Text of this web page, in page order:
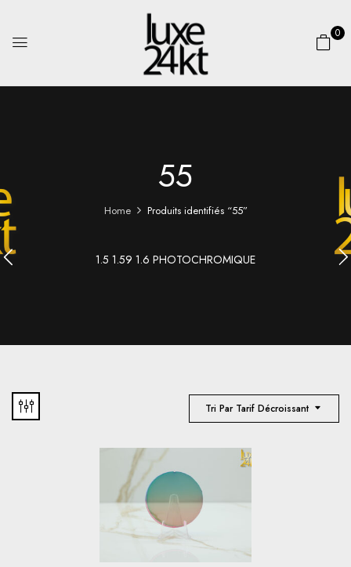
0
55
Home Produits identifiés “55”
1.5 1.59 1.6 PHOTOCHROMIQUE
Tri Par Tarif Décroissant